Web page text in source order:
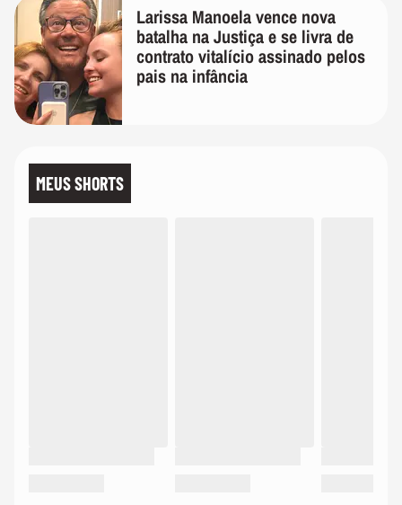
Larissa Manoela vence nova
batalha na Justiça e se livra de
contrato vitalício assinado pelos
pais na infância
MEUS SHORTS